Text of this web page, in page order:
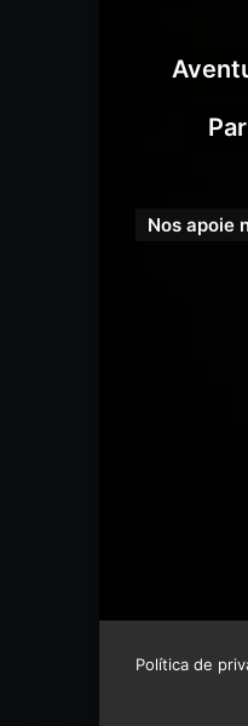
Nos apoie
Política de